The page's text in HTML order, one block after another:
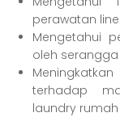
perawatan
Mengetahui
oleh serangga
terhadap
laundry